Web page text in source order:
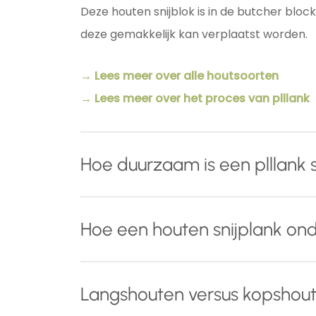
Deze houten snijblok is in de butcher
deze gemakkelijk kan verplaatst worden.
→ Lees meer over alle houtsoorten
→ Lees meer over het proces van plllank
Hoe duurzaam is een plllank
houten snijplank drie behandelingen die
u uw snijplank zonder zorgen met
Hoe een houten snijplank
Langshouten versus